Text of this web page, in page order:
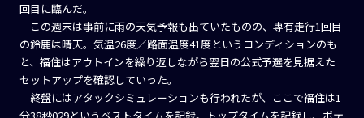
回目に臨んだ。
この週末は事前に雨の天気予報も出ていたものの、専有走行1回目
の鈴鹿は晴天。気温26度／路面温度41度というコンディションのも
と、福住はアウトインを繰り返しながら翌日の公式予選を見据えた
セットアップを確認していった。
終盤にはアタックシミュレーションも行われたが、ここで福住は1